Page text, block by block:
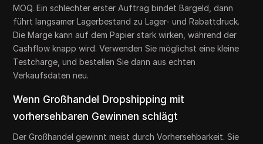
MOQ. Ein schlechter erster Auftrag bindet Bargeld, dann
führt langsamer Lagerbestand zu Lager- und Rabattdruck.
Die Marge kann auf dem Papier stark wirken, während der
Cashflow knapp wird. Verwenden Sie möglichst eine kleine
Testcharge, und bestellen Sie dann aus echten
Verkaufsdaten neu.
Wenn Großhandel Dropshipping mit
vorhersehbaren Gewinnen schlägt
Der Großhandel gewinnt meist durch Vorhersehbarkeit. Sie